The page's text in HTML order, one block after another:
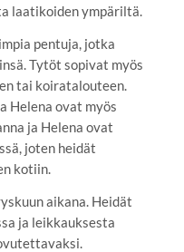
laatikoiden ympäriltä.
pentuja, jotka
Tytöt sopivat myös
tai koiratalouteen.
Helena ovat myös
ja Helena ovat
joten heidät
kotiin.
aikana. Heidät
ja leikkauksesta